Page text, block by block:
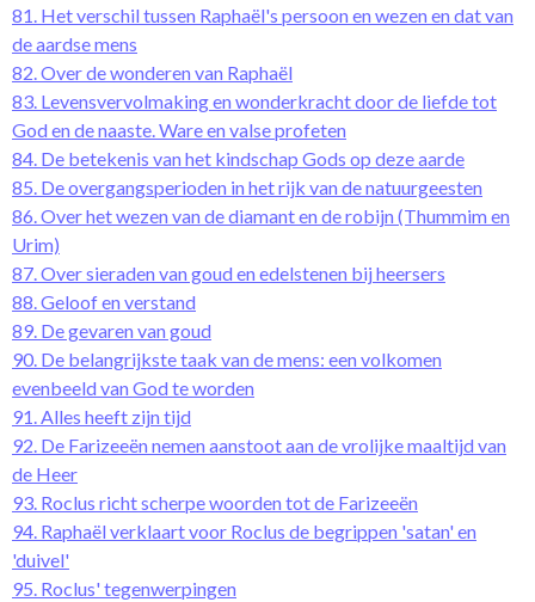
81. Het verschil tussen Raphaël's persoon en wezen en dat van
de aardse mens
82. Over de wonderen van Raphaël
83. Levensvervolmaking en wonderkracht door de liefde tot
God en de naaste. Ware en valse profeten
84. De betekenis van het kindschap Gods op deze aarde
85. De overgangsperioden in het rijk van de natuurgeesten
86. Over het wezen van de diamant en de robijn (Thummim en
Urim)
87. Over sieraden van goud en edelstenen bij heersers
88. Geloof en verstand
89. De gevaren van goud
90. De belangrijkste taak van de mens: een volkomen
evenbeeld van God te worden
91. Alles heeft zijn tijd
92. De Farizeeën nemen aanstoot aan de vrolijke maaltijd van
de Heer
93. Roclus richt scherpe woorden tot de Farizeeën
94. Raphaël verklaart voor Roclus de begrippen 'satan' en
'duivel'
95. Roclus' tegenwerpingen